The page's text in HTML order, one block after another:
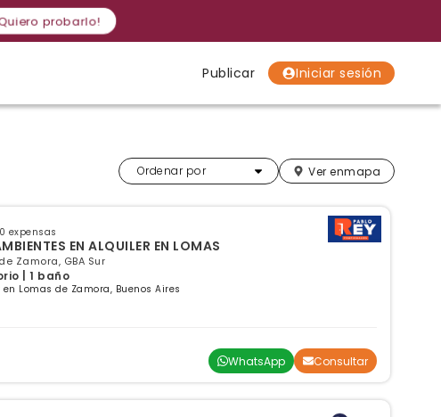
probarlo!
Publicar Iniciar sesión
Ordenar por
Más relevantes Ver enmapa
expensas
EN ALQUILER EN LOMAS
Zamora, GBA Sur
| 1 baño
Lomas de Zamora, Buenos Aires
WhatsApp Consultar